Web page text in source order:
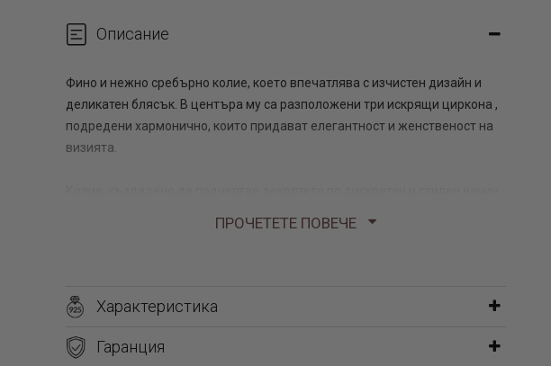
Описание
Фино и нежно сребърно колие, което впечатлява с изчистен дизайн и
деликатен блясък. В центъра му са разположени три искрящи циркона ,
подредени хармонично, които придават елегантност и женственост на
визията.
изтънчен дизайн го прави отличен избор за подарък или за допълнение
ПРОЧЕТЕТЕ ПОВЕЧЕ
Характеристика
Гаранция